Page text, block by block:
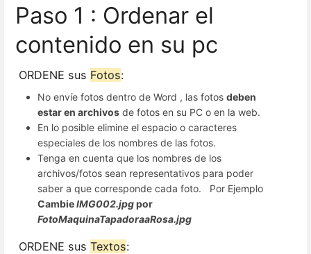
Paso 1 : Ordenar el
contenido en su pc
ORDENE sus Fotos:
No envíe fotos dentro de Word , las fotos deben
estar en archivos de fotos en su PC o en la web.
En lo posible elimine el espacio o caracteres
especiales de los nombres de las fotos.
Tenga en cuenta que los nombres de los
archivos/fotos sean representativos para poder
saber a que corresponde cada foto. Por Ejemplo
CambieIMG002.jpgpor
FotoMaquinaTapadoraaRosa.jpg
ORDENE sus Textos: